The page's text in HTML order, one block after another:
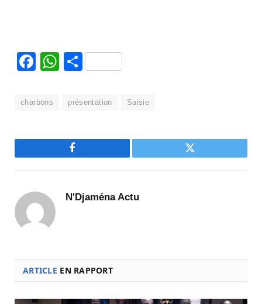
Facebook
WhatsApp
Partager
charbons présentation Saisie
Facebook Twitter
N'Djaména Actu
ARTICLE EN RAPPORT